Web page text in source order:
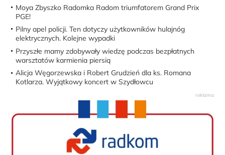
Moya Zbyszko Radomka Radom triumfatorem Grand Prix
PGE!
Pilny apel policji. Ten dotyczy użytkowników hulajnóg
elektrycznych. Kolejne wypadki
Przyszłe mamy zdobywały wiedzę podczas bezpłatnych
warsztatów karmienia piersią
Alicja Węgorzewska i Robert Grudzień dla ks. Romana
Kotlarza. Wyjątkowy koncert w Szydłowcu